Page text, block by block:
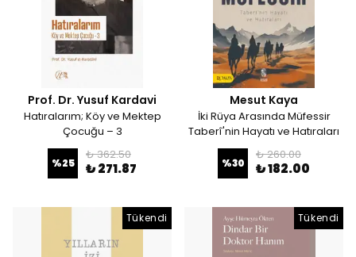
Prof. Dr. Yusuf Kardavi
Hatıralarım; Köy ve Mektep
Çocuğu – 3
%25
₺ 362.50
₺ 271.87
Mesut Kaya
İki Rüya Arasında Müfessir
Taberî'nin Hayatı ve Hatıraları
%30
₺ 260.00
₺ 182.00
Tükendi Tükendi